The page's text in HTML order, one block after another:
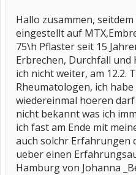
Hallo zusammen,
eingestellt auf
75\h Pflaster seit 15
Erbrechen, Durchfall
ich nicht weiter, am 12.2.
Rheumatologen, ich
wiedereinmal hoeren
nicht bekannt was ich
ich fast am Ende mit
auch solchr Erfahrungen
ueber einen
Hamburg von Johanna